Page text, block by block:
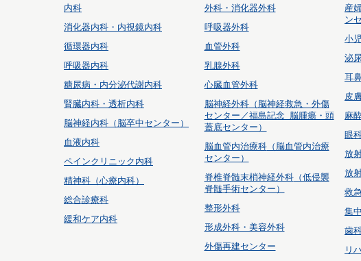
内科
消化器内科・内視鏡内科
循環器内科
呼吸器内科
糖尿病・内分泌代謝内科
腎臓内科・透析内科
脳神経内科（脳卒中センター）
血液内科
ペインクリニック内科
精神科（心療内科）
総合診療科
緩和ケア内科
外科・消化器外科
呼吸器外科
血管外科
乳腺外科
心臓血管外科
脳神経外科（脳神経救急・外傷
センター／福島記念 脳腫瘍・頭
蓋底センター）
脳血管内治療科（脳血管内治療
センター）
脊椎脊髄末梢神経外科（低侵襲
脊髄手術センター）
整形外科
形成外科・美容外科
外傷再建センター
産
ン
小
泌
耳
皮
麻
眼
放
放
救
集
歯
リ